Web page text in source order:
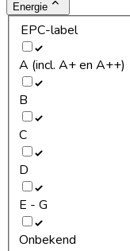
Energie
EPC-label
A (incl. A+ en A++)
B
C
D
E - G
Onbekend